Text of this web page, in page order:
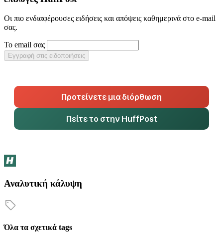
Οι πιο ενδιαφέρουσες ειδήσεις και απόψεις καθημερινά στο e-mail
σας.
Το email σας
Εγγραφή στις ειδοποιήσεις
Προτείνετε μια διόρθωση
Πείτε το στην HuffPost
Αναλυτική κάλυψη
Όλα τα σχετικά tags